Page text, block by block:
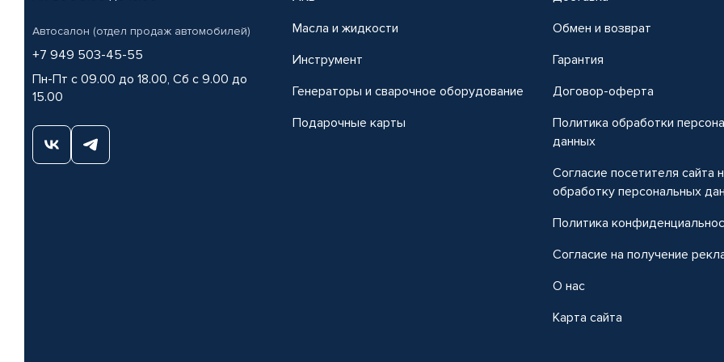
Автосалон (отдел продаж автомобилей)
+7 949 503-45-55
Пн-Пт с 09.00 до 18.00, Сб с 9.00 до
15.00
Масла и жидкости
Инструмент
Генераторы и сварочное оборудование
Подарочные карты
Обмен и возврат
Гарантия
Договор-оферта
Политика обработки
данных
Согласие посетителя сайта
обработку персональных
Политика
Согласие на получение
О нас
Карта сайта